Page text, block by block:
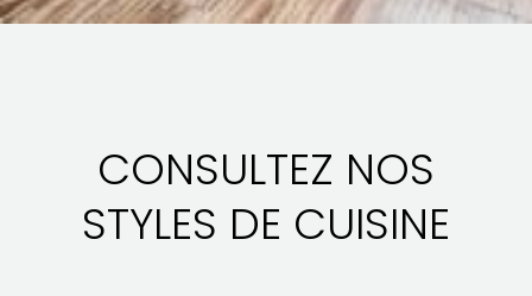
CONSULTEZ NOS
STYLES DE CUISINE